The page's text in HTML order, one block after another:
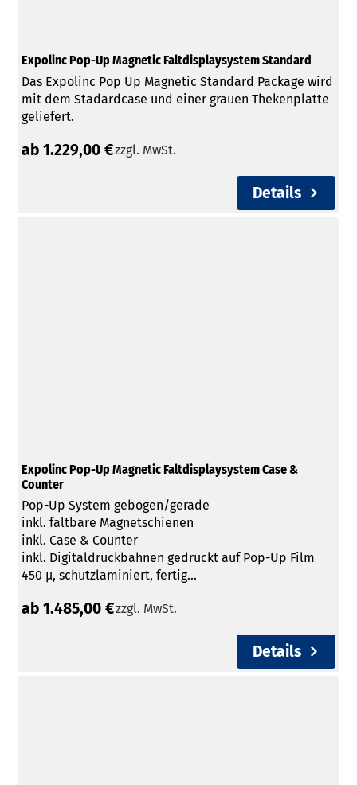
Expolinc Pop-Up Magnetic Faltdisplaysystem Standard
Das Expolinc Pop Up Magnetic Standard Package wird
mit dem Stadardcase und einer grauen Thekenplatte
geliefert.
ab 1.229,00 €zzgl. MwSt.
Details
Expolinc Pop-Up Magnetic Faltdisplaysystem Case &
Counter
Pop-Up System gebogen/gerade
inkl. faltbare Magnetschienen
inkl. Case & Counter
inkl. Digitaldruckbahnen gedruckt auf Pop-Up Film
450 µ, schutzlaminiert, fertig...
ab 1.485,00 €zzgl. MwSt.
Details